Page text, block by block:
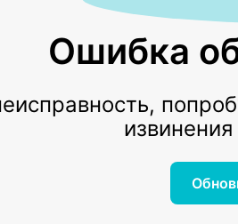
Ошибка